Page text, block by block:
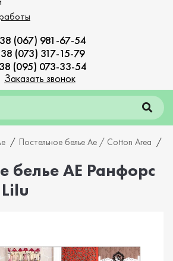
(067) 981-67-54
(073) 317-15-79
(095) 073-33-54
Заказать звонок
Постельное белье Ae / Cotton Area
белье AE Ранфорс